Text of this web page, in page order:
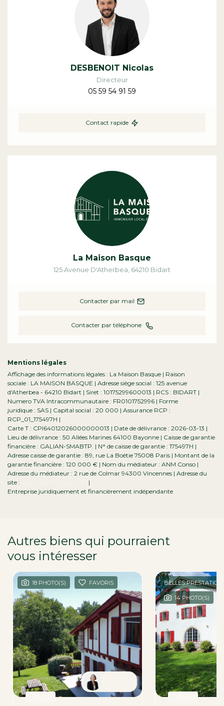
DESBENOIT Nicolas
Directeur
05 59 54 91 59
Contact rapide
La Maison Basque
125 Avenue D'Atherbea 64210 Bidart
Contacter par mail
Contacter par téléphone
Mentions légales
Affichage des informations légales : La Maison Basque | Raison
sociale : LA MAISON BASQUE | Adresse siège social : 125 avenue
d'Atherbea - 64210 Bidart | Siret : 10175299600013 | RCS : BIDART |
Numero TVA Intracommunautaire : FR0101752996 | Forme
juridique : SAS | Capital social : 20 000 | Assurance RCP :
RCP_01_175497H |
Carte T : CPI64012026000000013 | Date de délivrance : 2026-03-13 |
Lieu de délivrance : 50 Allées Marines 64100 Bayonne | Caisse de garantie
financière : GALIAN-SMABTP. | N° de caisse de garantie : 175497H |
Adresse caisse de garantie : 89, rue La Boétie 75008 Paris | Montant de la
garantie financière : 120 000 € | Nom du médiateur : ANM Conso |
Adresse du médiateur : 2 rue de Colmar 94300 Vincennes | Adresse du
site :
|
Entreprise juridiquement et financièrement indépendante
Autres biens qui pourraient
vous intéresser
18 PHOTO(S) FAVORIS BELLES
14 PHOTO(S)